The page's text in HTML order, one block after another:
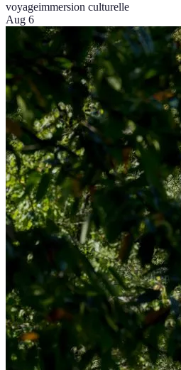
voyageimmersion culturelle
Aug 6